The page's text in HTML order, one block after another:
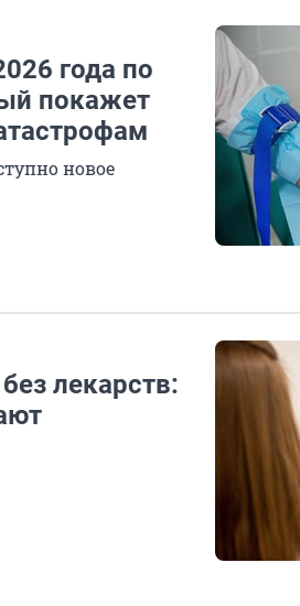
года по
покажет
новое
лекарств: